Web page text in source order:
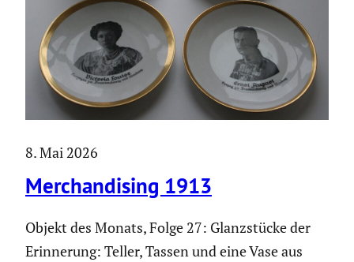
8. Mai 2026
Merchan­di­sing 1913
Objekt des Monats, Folge 27: Glanz­stücke der
Erinne­rung: Teller, Tassen und eine Vase aus